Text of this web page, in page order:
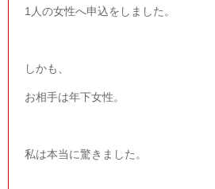
1 人の女性へ申込をしました。
しかも、
お相手は年下女性。
私は本当に驚きました。